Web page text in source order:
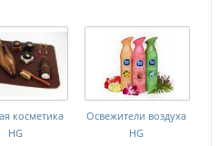
косметика
HG
Освежители воздуха
HG